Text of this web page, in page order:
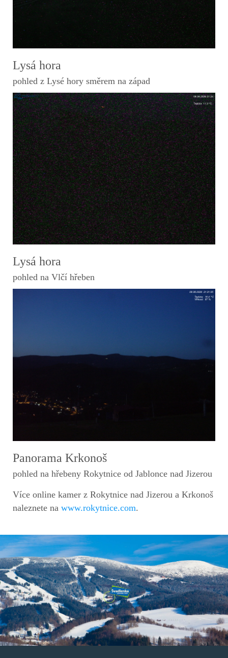
Lysá hora
pohled z Lysé hory směrem na západ
Lysá hora
pohled na Vlčí hřeben
Panorama Krkonoš
pohled na hřebeny Rokytnice od Jablonce nad Jizerou
Více online kamer z Rokytnice nad Jizerou a Krkonoš
naleznete na www.rokytnice.com.